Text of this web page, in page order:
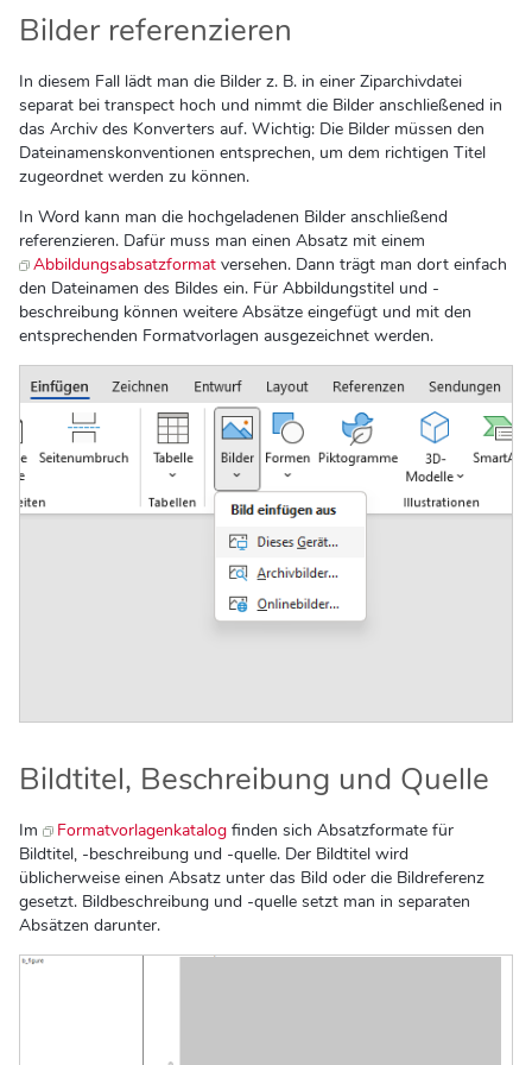
Bilder referenzieren
In diesem Fall lädt man die Bilder z. B. in einer Ziparchivdatei
separat bei transpect hoch und nimmt die Bilder anschließened in
das Archiv des Konverters auf. Wichtig: Die Bilder müssen den
Dateinamenskonventionen entsprechen, um dem richtigen Titel
zugeordnet werden zu können.
In Word kann man die hochgeladenen Bilder anschließend
referenzieren. Dafür muss man einen Absatz mit einem
Abbildungsabsatzformat versehen. Dann trägt man dort einfach
den Dateinamen des Bildes ein. Für Abbildungstitel und -
beschreibung können weitere Absätze eingefügt und mit den
entsprechenden Formatvorlagen ausgezeichnet werden.
Bildtitel, Beschreibung und Quelle
Im Formatvorlagenkatalog finden sich Absatzformate für
Bildtitel, -beschreibung und -quelle. Der Bildtitel wird
üblicherweise einen Absatz unter das Bild oder die Bildreferenz
gesetzt. Bildbeschreibung und -quelle setzt man in separaten
Absätzen darunter.